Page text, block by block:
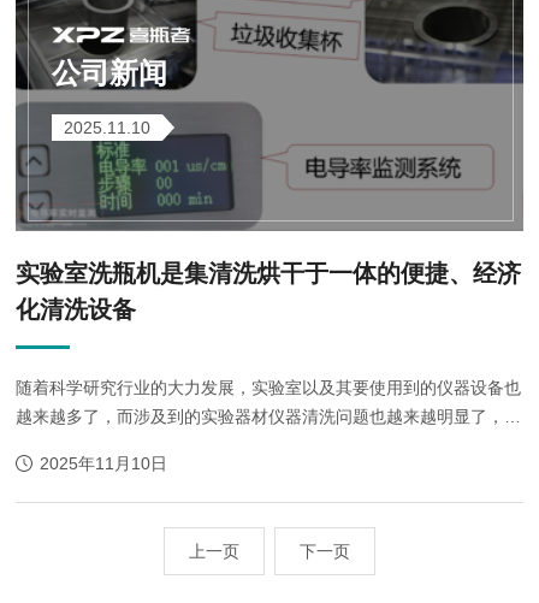
公司新闻
2025.11.10
实验室洗瓶机是集清洗烘干于一体的便捷、经济
化清洗设备
随着科学研究行业的大力发展，实验室以及其要使用到的仪器设备也
越来越多了，而涉及到的实验器材仪器清洗问题也越来越明显了，对
验室来说，那是非常花费时间的...
2025年11月10日
上一页 下一页